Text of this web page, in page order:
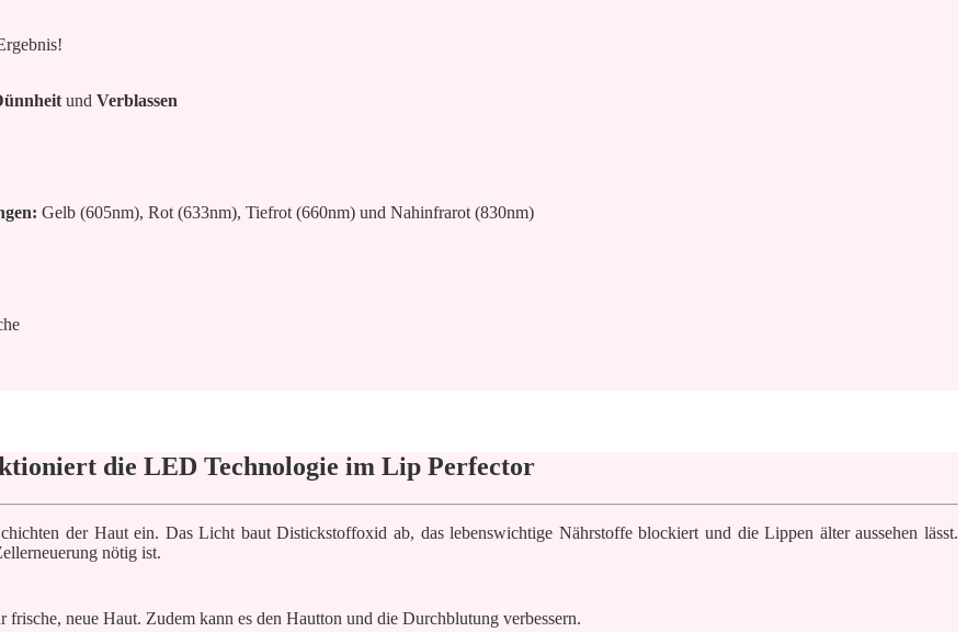
und Verblassen
Gelb (605nm), Rot (633nm), Tiefrot (660nm) und Nahinfrarot (830nm)
die LED Technologie im Lip Perfector
der Haut ein. Das Licht baut Distickstoffoxid ab, das lebenswichtige Nährstoffe blockiert und die Lippen älter aussehen lässt.
nötig ist.
neue Haut. Zudem kann es den Hautton und die Durchblutung verbessern.